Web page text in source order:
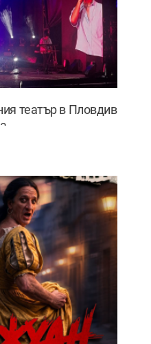
театър в Пловдив